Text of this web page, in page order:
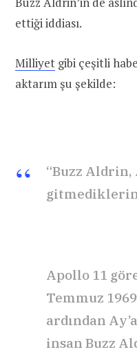
ettiği iddiası.
Milliyet gibi çeşitli
aktarım şu şekilde:
“Buzz Aldrin,
Apollo 11
Temmuz
ardından
insan Buzz